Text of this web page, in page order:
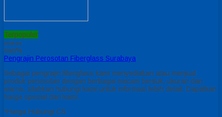
Terpopuler
Diskon
nan%
Pengrajin Perosotan Fiberglass Surabaya
Sebagai pengrajin fiberglass kami menyediakan atau menjual
produk perosotan dengan berbagai macam bentuk, ukuran dan
warna. silahkan hubungi kami untuk informasi lebih detail. Dapatkan
harga spesial dari kami.
*Harga Hubungi CS